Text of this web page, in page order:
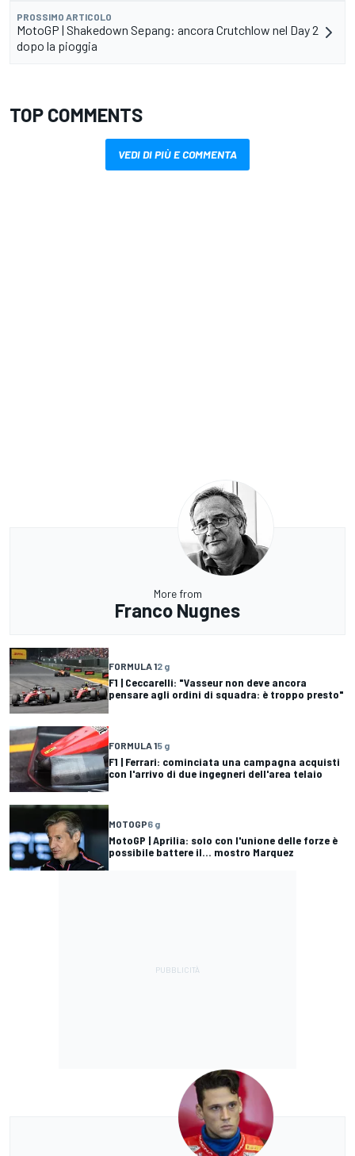
PROSSIMO ARTICOLO
MotoGP | Shakedown Sepang: ancora Crutchlow nel Day 2
dopo la pioggia
TOP COMMENTS
VEDI DI PIÙ E COMMENTA
More from
Franco Nugnes
FORMULA 12 g
F1 | Ceccarelli: "Vasseur non deve ancora
pensare agli ordini di squadra: è troppo presto"
FORMULA 15 g
F1 | Ferrari: cominciata una campagna acquisti
con l'arrivo di due ingegneri dell'area telaio
MOTOGP6 g
MotoGP | Aprilia: solo con l'unione delle forze è
possibile battere il... mostro Marquez